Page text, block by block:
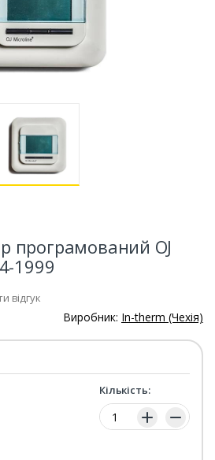
програмований OJ
1999
відгук
Виробник: In-therm (Чехія)
Кількість:
Кількість: